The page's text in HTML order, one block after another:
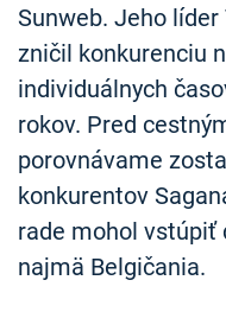
Sunweb. Jeho
zničil konkurenciu
individuálnych
rokov. Pred
porovnávame
konkurentov
rade mohol vstúpiť
najmä Belgičania.